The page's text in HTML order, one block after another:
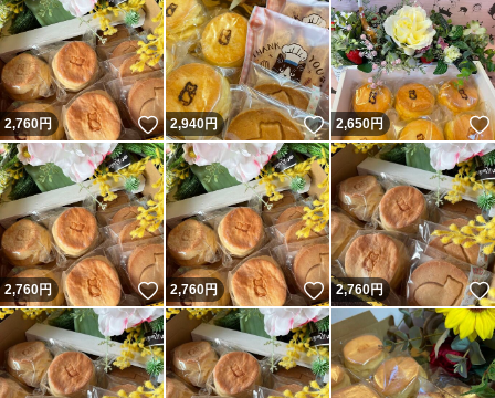
2,760円 いいね！
2,940円 いいね！
2,650円
2,760円 いいね！
2,760円 いいね！
2,760円